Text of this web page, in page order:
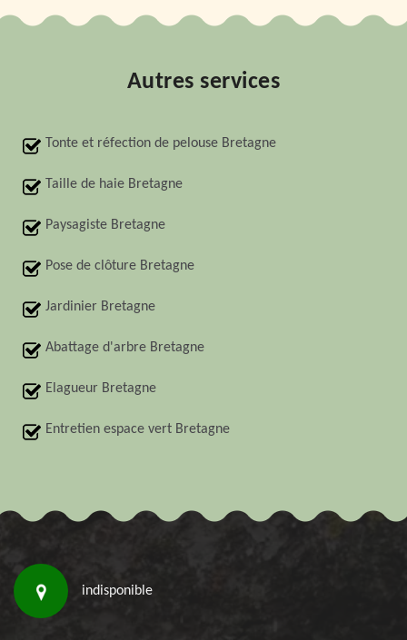
Autres services
Tonte et réfection de pelouse Bretagne
Taille de haie Bretagne
Paysagiste Bretagne
Pose de clôture Bretagne
Jardinier Bretagne
Abattage d'arbre Bretagne
Elagueur Bretagne
Entretien espace vert Bretagne
indisponible